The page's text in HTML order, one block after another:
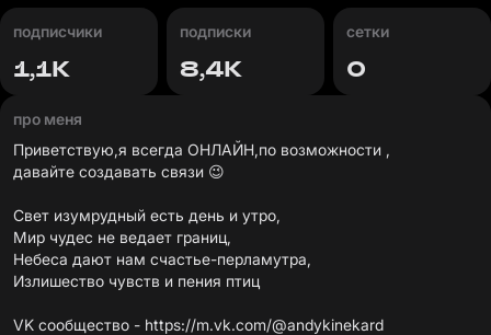
подписчики
1,1К
подписки
8,4К
сетки
0
про меня
Приветствую,я всегда ОНЛАЙН,по возможности ,
давайте создавать связи 😉
Свет изумрудный есть день и утро,
Мир чудес не ведает границ,
Небеса дают нам счастье-перламутра,
Излишество чувств и пения птиц
VK сообщество - https://m.vk.com/@andykinekard